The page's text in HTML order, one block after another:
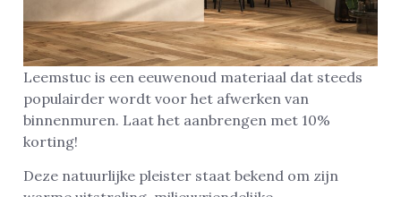
Leemstuc is een eeuwenoud materiaal dat steeds
populairder wordt voor het afwerken van
binnenmuren. Laat het aanbrengen met 10%
korting!
Deze natuurlijke pleister staat bekend om zijn